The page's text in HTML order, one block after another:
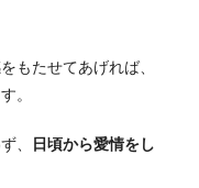
もたせてあげれば、
。
、
日頃から愛情をし